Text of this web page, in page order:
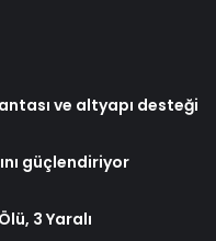
ve altyapı desteği
güçlendiriyor
3 Yaralı